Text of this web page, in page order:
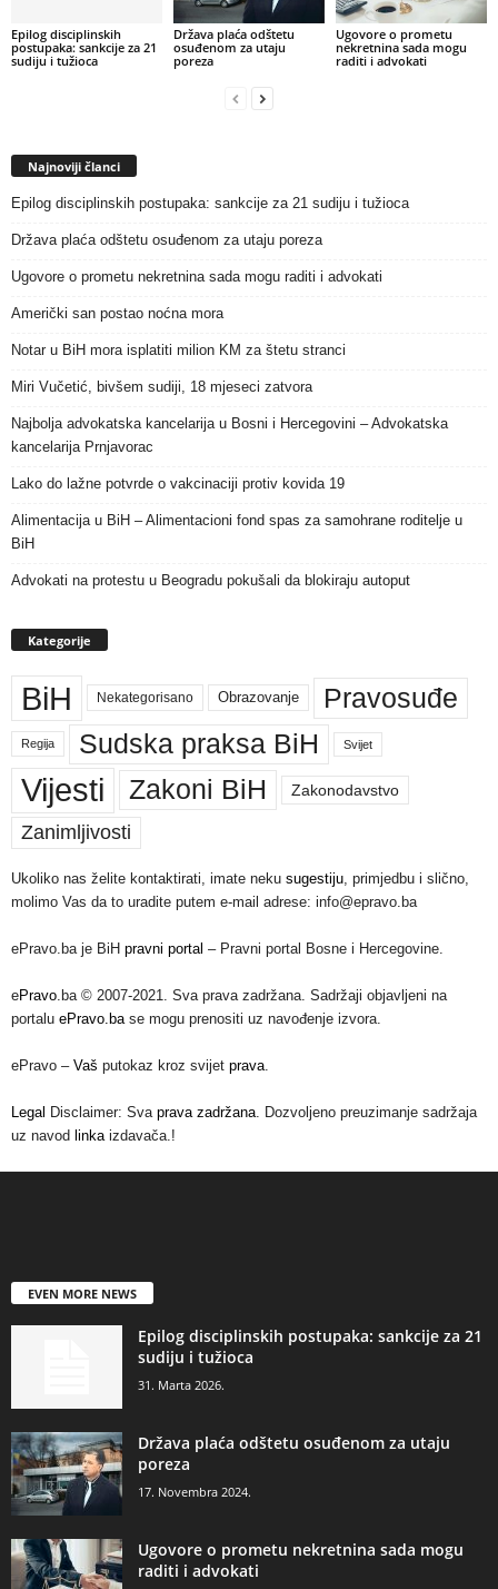
Epilog disciplinskih
postupaka: sankcije za 21
sudiju i tužioca
Država plaća odštetu
osuđenom za utaju
poreza
Ugovore o prometu
nekretnina sada mogu
raditi i advokati
Najnoviji članci
Epilog disciplinskih postupaka: sankcije za 21 sudiju i tužioca
Država plaća odštetu osuđenom za utaju poreza
Ugovore o prometu nekretnina sada mogu raditi i advokati
Američki san postao noćna mora
Notar u BiH mora isplatiti milion KM za štetu stranci
Miri Vučetić, bivšem sudiji, 18 mjeseci zatvora
Najbolja advokatska kancelarija u Bosni i Hercegovini – Advokatska
kancelarija Prnjavorac
Lako do lažne potvrde o vakcinaciji protiv kovida 19
Alimentacija u BiH – Alimentacioni fond spas za samohrane roditelje u
BiH
Advokati na protestu u Beogradu pokušali da blokiraju autoput
Kategorije
BiH Nekategorisano Obrazovanje Pravosuđe
Regija Sudska praksa BiH Svijet
Vijesti Zakoni BiH Zakonodavstvo
Zanimljivosti
Ukoliko nas želite kontaktirati, imate neku sugestiju , primjedbu i slično,
molimo Vas da to uradite putem e-mail adrese: info@epravo.ba
ePravo.ba je BiH pravni portal – Pravni portal Bosne i Hercegovine.
ePravo .ba © 2007-2021. Sva prava zadržana. Sadržaji objavljeni na
portalu ePravo.ba se mogu prenositi uz navođenje izvora.
ePravo – Vaš putokaz kroz svijet prava
Legal Disclaimer: Sva prava zadržana . Dozvoljeno preuzimanje sadržaja
uz navod linka izdavača.!
EVEN MORE NEWS
Epilog disciplinskih postupaka: sankcije za 21
sudiju i tužioca
31. Marta 2026.
Država plaća odštetu osuđenom za utaju
poreza
17. Novembra 2024.
Ugovore o prometu nekretnina sada mogu
raditi i advokati